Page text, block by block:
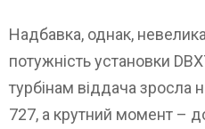
Надбавка, однак,
потужність установки
турбінам віддача зросла
727, а крутний момент –